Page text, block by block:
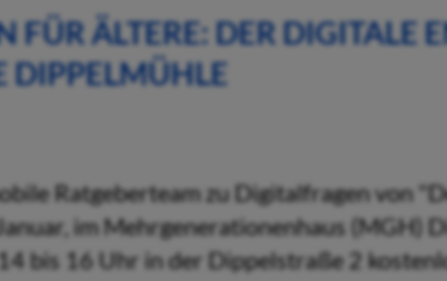
FÜR ÄLTERE: DER DIGITALE
DIPPELMÜHLE
Ratgeberteam zu Digitalfragen von
im Mehrgenerationenhaus (MGH)
bis 16 Uhr in der Dippelstraße 2